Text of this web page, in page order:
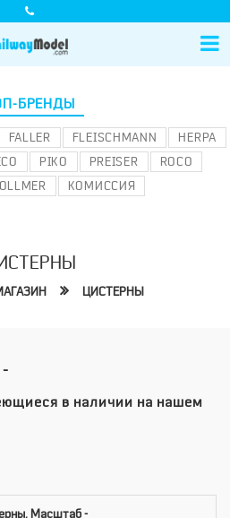
БРЕНДЫ
FALLER FLEISCHMANN
HERPA
PIKO PREISER
ROCO
КОМИССИЯ
ЦИСТЕРНЫ
в наличии на нашем
Масштаб -